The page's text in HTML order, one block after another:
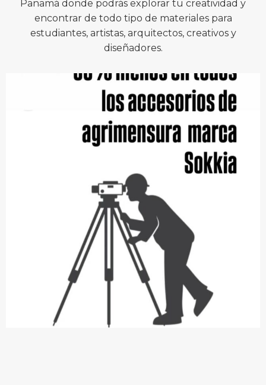
Panamá donde podrás explorar tu creatividad y
encontrar de todo tipo de materiales para
estudiantes, artistas, arquitectos, creativos y
diseñadores.